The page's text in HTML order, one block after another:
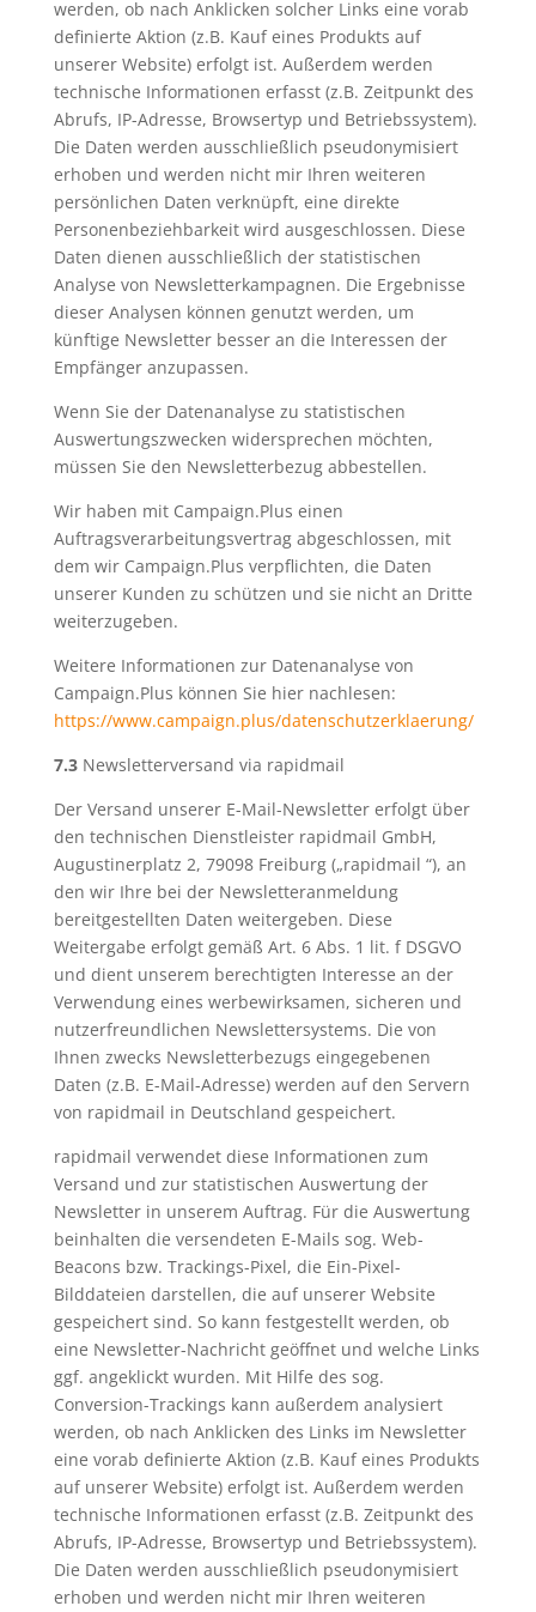
werden, ob nach Anklicken solcher Links eine vorab
definierte Aktion (z.B. Kauf eines Produkts auf
unserer Website) erfolgt ist. Außerdem werden
technische Informationen erfasst (z.B. Zeitpunkt des
Abrufs, IP-Adresse, Browsertyp und Betriebssystem).
Die Daten werden ausschließlich pseudonymisiert
erhoben und werden nicht mir Ihren weiteren
persönlichen Daten verknüpft, eine direkte
Personenbeziehbarkeit wird ausgeschlossen. Diese
Daten dienen ausschließlich der statistischen
Analyse von Newsletterkampagnen. Die Ergebnisse
dieser Analysen können genutzt werden, um
künftige Newsletter besser an die Interessen der
Empfänger anzupassen.
Wenn Sie der Datenanalyse zu statistischen
Auswertungszwecken widersprechen möchten,
müssen Sie den Newsletterbezug abbestellen.
Wir haben mit Campaign.Plus einen
Auftragsverarbeitungsvertrag abgeschlossen, mit
dem wir Campaign.Plus verpflichten, die Daten
unserer Kunden zu schützen und sie nicht an Dritte
weiterzugeben.
Weitere Informationen zur Datenanalyse von
Campaign.Plus können Sie hier nachlesen:
https://www.campaign.plus/datenschutzerklaerung/
7.3Newsletterversand via rapidmail
Der Versand unserer E-Mail-Newsletter erfolgt über
den technischen Dienstleister rapidmail GmbH,
Augustinerplatz 2, 79098 Freiburg („rapidmail “), an
den wir Ihre bei der Newsletteranmeldung
bereitgestellten Daten weitergeben. Diese
Weitergabe erfolgt gemäß Art. 6 Abs. 1 lit. f DSGVO
und dient unserem berechtigten Interesse an der
Verwendung eines werbewirksamen, sicheren und
nutzerfreundlichen Newslettersystems. Die von
Ihnen zwecks Newsletterbezugs eingegebenen
Daten (z.B. E-Mail-Adresse) werden auf den Servern
von rapidmail in Deutschland gespeichert.
rapidmail verwendet diese Informationen zum
Versand und zur statistischen Auswertung der
Newsletter in unserem Auftrag. Für die Auswertung
beinhalten die versendeten E-Mails sog. Web-
Beacons bzw. Trackings-Pixel, die Ein-Pixel-
Bilddateien darstellen, die auf unserer Website
gespeichert sind. So kann festgestellt werden, ob
eine Newsletter-Nachricht geöffnet und welche Links
ggf. angeklickt wurden. Mit Hilfe des sog.
Conversion-Trackings kann außerdem analysiert
werden, ob nach Anklicken des Links im Newsletter
eine vorab definierte Aktion (z.B. Kauf eines Produkts
auf unserer Website) erfolgt ist. Außerdem werden
technische Informationen erfasst (z.B. Zeitpunkt des
Abrufs, IP-Adresse, Browsertyp und Betriebssystem).
Die Daten werden ausschließlich pseudonymisiert
erhoben und werden nicht mir Ihren weiteren